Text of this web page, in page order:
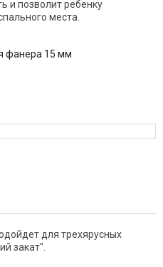
и позволит ребенку
места.
фанера 15 мм
для трехярусных
закат".